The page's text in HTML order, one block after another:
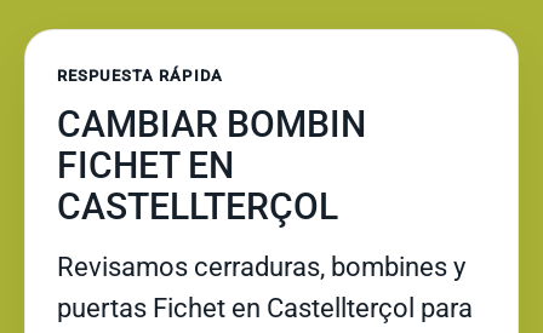
RESPUESTA RÁPIDA
CAMBIAR BOMBIN
FICHET EN
CASTELLTERÇOL
Revisamos cerraduras, bombines y
puertas Fichet en Castellterçol para